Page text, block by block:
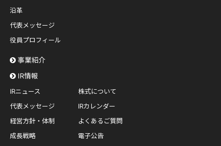
沿革
代表メッセージ
役員プロフィール
事業紹介
IR情報
IRニュース
代表メッセージ
経営方針・体制
成長戦略
株式について
IRカレンダー
よくあるご質問
電子公告